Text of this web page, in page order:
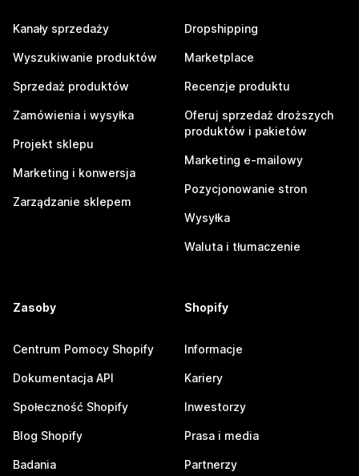
Kanały sprzedaży
Wyszukiwanie produktów
Sprzedaż produktów
Zamówienia i wysyłka
Projekt sklepu
Marketing i konwersja
Zarządzanie sklepem
Dropshipping
Marketplace
Recenzje produktu
Oferuj sprzedaż droższych
produktów i pakietów
Marketing e-mailowy
Pozycjonowanie stron
Wysyłka
Waluta i tłumaczenie
Zasoby
Centrum Pomocy Shopify
Dokumentacja API
Społeczność Shopify
Blog Shopify
Badania
Shopify
Informacje
Kariery
Inwestorzy
Prasa i media
Partnerzy